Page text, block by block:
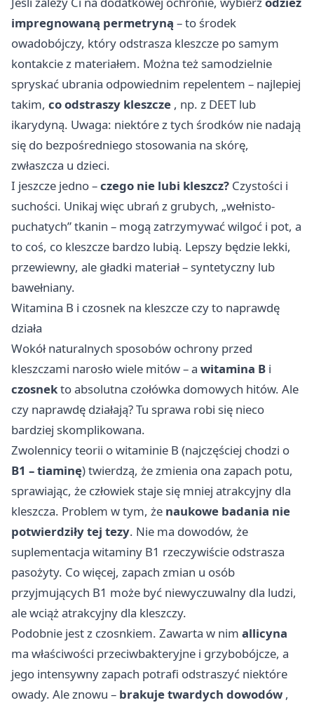
impregnowaną permetryną – to środek
owadobójczy, który odstrasza kleszcze po samym
kontakcie z materiałem. Można też samodzielnie
spryskać ubrania odpowiednim repelentem – najlepiej
takim, co odstraszy kleszcze , np. z DEET lub
ikarydyną. Uwaga: niektóre z tych środków nie nadają
się do bezpośredniego stosowania na skórę,
zwłaszcza u dzieci.
I jeszcze jedno –czego nie lubi kleszcz? Czystości i
suchości. Unikaj więc ubrań z grubych, „wełnisto-
puchatych” tkanin – mogą zatrzymywać wilgoć i pot, a
to coś, co kleszcze bardzo lubią. Lepszy będzie lekki,
przewiewny, ale gładki materiał – syntetyczny lub
bawełniany.
Witamina B i czosnek na kleszcze czy to naprawdę
działa
Wokół naturalnych sposobów ochrony przed
kleszczami narosło wiele mitów – a witamina B i
czosnekto absolutna czołówka domowych hitów. Ale
czy naprawdę działają? Tu sprawa robi się nieco
bardziej skomplikowana.
Zwolennicy teorii o witaminie B (najczęściej chodzi o
B1 – tiaminę) twierdzą, że zmienia ona zapach potu,
sprawiając, że człowiek staje się mniej atrakcyjny dla
kleszcza. Problem w tym, że naukowe badania nie
potwierdziły tej tezy. Nie ma dowodów, że
suplementacja witaminy B1 rzeczywiście odstrasza
pasożyty. Co więcej, zapach zmian u osób
przyjmujących B1 może być niewyczuwalny dla ludzi,
ale wciąż atrakcyjny dla kleszczy.
Podobnie jest z czosnkiem. Zawarta w nim allicyna
ma właściwości przeciwbakteryjne i grzybobójcze, a
jego intensywny zapach potrafi odstraszyć niektóre
owady. Ale znowu – brakuje twardych dowodów ,